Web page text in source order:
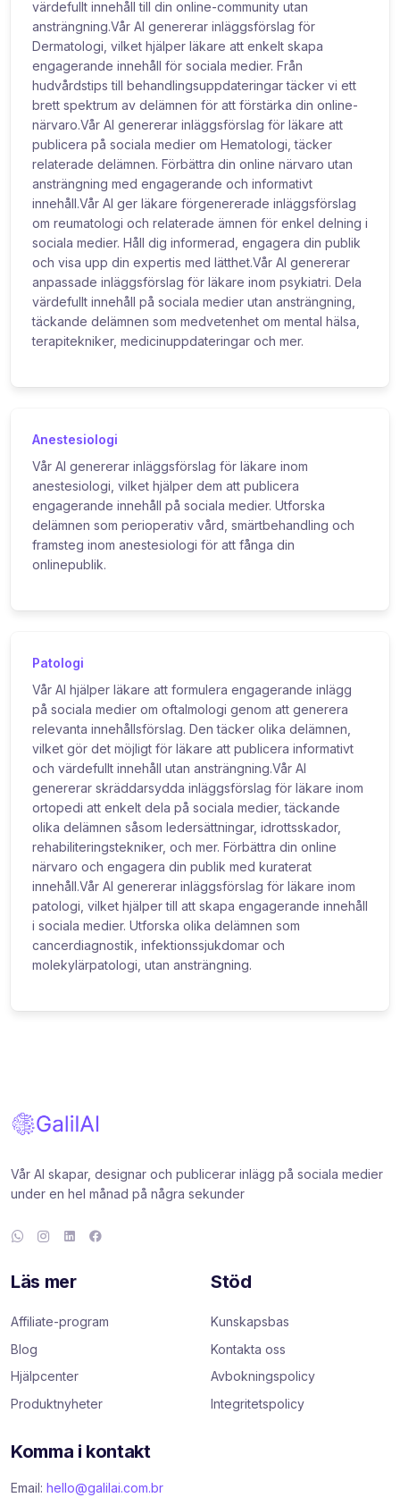
värdefullt innehåll till din online-community utan
ansträngning.Vår AI genererar inläggsförslag för
Dermatologi, vilket hjälper läkare att enkelt skapa
engagerande innehåll för sociala medier. Från
hudvårdstips till behandlingsuppdateringar täcker vi ett
brett spektrum av delämnen för att förstärka din online-
närvaro.Vår AI genererar inläggsförslag för läkare att
publicera på sociala medier om Hematologi, täcker
relaterade delämnen. Förbättra din online närvaro utan
ansträngning med engagerande och informativt
innehåll.Vår AI ger läkare förgenererade inläggsförslag
om reumatologi och relaterade ämnen för enkel delning i
sociala medier. Håll dig informerad, engagera din publik
och visa upp din expertis med lätthet.Vår AI genererar
anpassade inläggsförslag för läkare inom psykiatri. Dela
värdefullt innehåll på sociala medier utan ansträngning,
täckande delämnen som medvetenhet om mental hälsa,
terapitekniker, medicinuppdateringar och mer.
Anestesiologi
Vår AI genererar inläggsförslag för läkare inom
anestesiologi, vilket hjälper dem att publicera
engagerande innehåll på sociala medier. Utforska
delämnen som perioperativ vård, smärtbehandling och
framsteg inom anestesiologi för att fånga din
onlinepublik.
Patologi
Vår AI hjälper läkare att formulera engagerande inlägg
på sociala medier om oftalmologi genom att generera
relevanta innehållsförslag. Den täcker olika delämnen,
vilket gör det möjligt för läkare att publicera informativt
och värdefullt innehåll utan ansträngning.Vår AI
genererar skräddarsydda inläggsförslag för läkare inom
ortopedi att enkelt dela på sociala medier, täckande
olika delämnen såsom ledersättningar, idrottsskador,
rehabiliteringstekniker, och mer. Förbättra din online
närvaro och engagera din publik med kuraterat
innehåll.Vår AI genererar inläggsförslag för läkare inom
patologi, vilket hjälper till att skapa engagerande innehåll
i sociala medier. Utforska olika delämnen som
cancerdiagnostik, infektionssjukdomar och
molekylärpatologi, utan ansträngning.
Vår AI skapar, designar och publicerar inlägg på sociala medier
under en hel månad på några sekunder
Läs mer
Affiliate-program
Blog
Hjälpcenter
Produktnyheter
Stöd
Kunskapsbas
Kontakta oss
Avbokningspolicy
Integritetspolicy
Komma i kontakt
Email: hello@galilai.com.br